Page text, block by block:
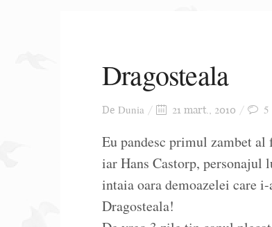
Dragosteala
De Dunia 21 mart., 2010 5
Eu pandesc primul zambet
iar Hans Castorp, personajul
intaia oara demoazelei care
Dragosteala!